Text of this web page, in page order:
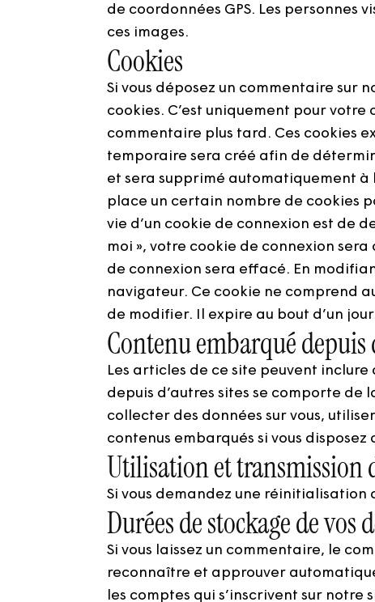
de coordonnées GPS. Les
ces images.
Cookies
Si vous déposez un commentaire sur
cookies. C’est uniquement pour
commentaire plus tard. Ces cookies
temporaire sera créé afin de
et sera supprimé automatiquement à
place un certain nombre de cookies
vie d’un cookie de connexion est de
moi », votre cookie de connexion
de connexion sera effacé. En
navigateur. Ce cookie ne comprend
de modifier. Il expire au bout d’un
Contenu embarqué depuis
Les articles de ce site peuvent
depuis d’autres sites se comporte de
collecter des données sur vous,
contenus embarqués si vous
Utilisation et transmission
Si vous demandez une réinitialisation
Durées de stockage de vos
Si vous laissez un commentaire, le
reconnaître et approuver
les comptes qui s’inscrivent sur